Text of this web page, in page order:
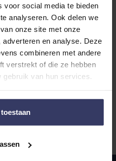
voor social media te bieden
analyseren. Ook delen we
onze site met onze
en analyse. Deze
combineren met andere
verstrekt of die ze hebben
van hun services.
voor maandelijkse updates
de hoogte van wijzigingen in
werknemersrecht.